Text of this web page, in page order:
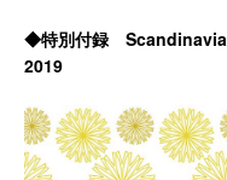
◆特別付録
2019